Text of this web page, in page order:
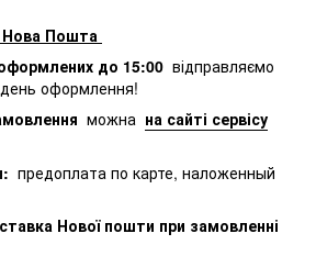
Нова Пошта
до 15:00 відправляємо
оформлення!
можна на сайті сервісу
предоплата по карте, наложенный
Нової пошти при замовленні